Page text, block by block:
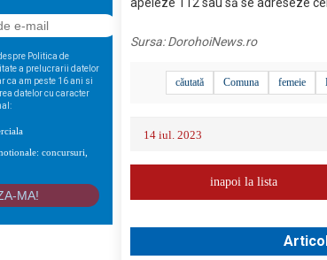
Politica de
a prelucrarii datelor
ca am peste 16 ani si
datelor cu caracter
concursuri,
Sursa:DorohoiNews.ro
căutată Comuna femeie
14 iul. 2023
inapoi la lista